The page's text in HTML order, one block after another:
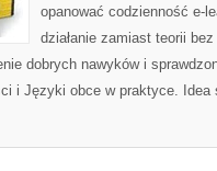
opanować codzienność e-
działanie zamiast teorii
dobrych nawyków i
i Języki obce w praktyce.